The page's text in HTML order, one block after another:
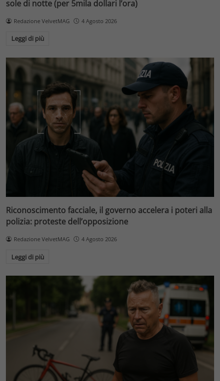
sole di notte (per 5mila dollari l’ora)
Redazione VelvetMAG 4 Agosto 2026
Leggi di più
Riconoscimento facciale, il governo accelera i poteri alla
polizia: proteste dell’opposizione
Redazione VelvetMAG 4 Agosto 2026
Leggi di più